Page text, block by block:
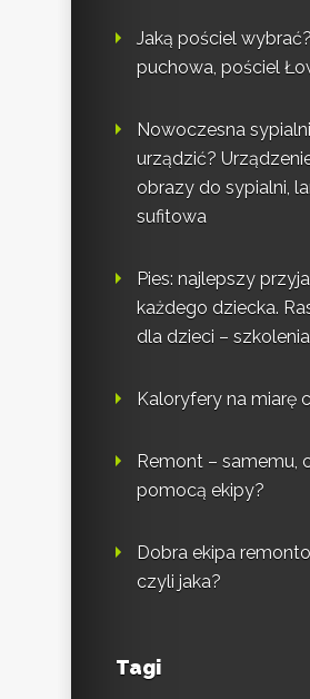
Jaką pościel
puchowa, pościel
Nowoczesna
urządzić?
obrazy do sypialni,
sufitowa
Pies: najlepszy
każdego dziecka.
dla dzieci –
Kaloryfery na miarę
Remont – samemu,
pomocą ekipy?
Dobra ekipa
czyli jaka?
Tagi